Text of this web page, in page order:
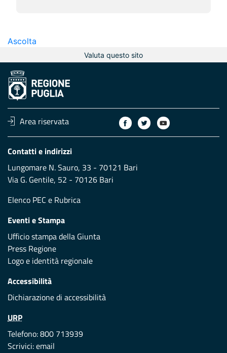
Ascolta
Valuta questo sito
Area riservata
Contatti e indirizzi
Lungomare N. Sauro, 33 - 70121 Bari
Via G. Gentile, 52 - 70126 Bari
Elenco PEC e Rubrica
Eventi e Stampa
Ufficio stampa della Giunta
Press Regione
Logo e identità regionale
Accessibilità
Dichiarazione di accessibilità
URP
Telefono: 800 713939
Scrivici:email